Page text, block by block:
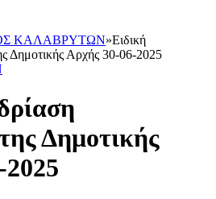
ΚΑΛΑΒΡΥΤΩΝ»Ειδική
Δημοτικής Αρχής 30-06-2025
Δημοτικής